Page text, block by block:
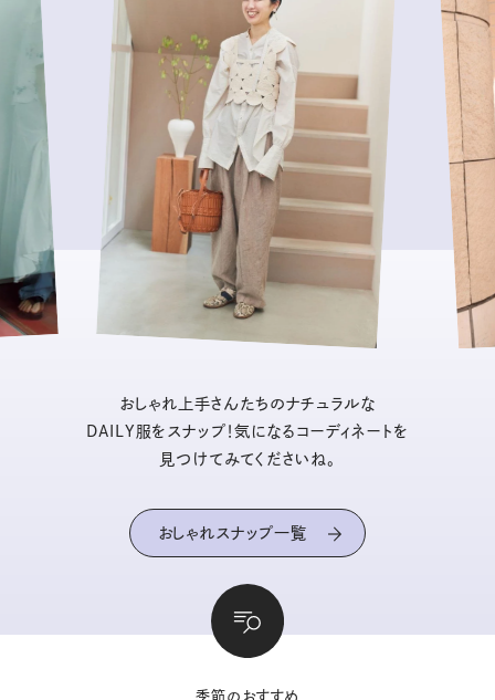
おしゃれ上手さんたちのナチュラルな
DAILY服をスナップ！気になるコーディネートを
見つけてみてくださいね。
おしゃれスナップ一覧